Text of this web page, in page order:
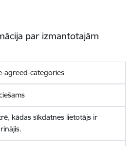
par izmantotajām
agreed-categories
kādas sīkdatnes lietotājs ir